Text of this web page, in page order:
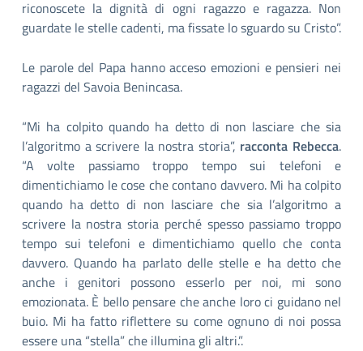
riconoscete la dignità di ogni ragazzo e ragazza. Non
guardate le stelle cadenti, ma fissate lo sguardo su Cristo”.
Le parole del Papa hanno acceso emozioni e pensieri nei
ragazzi del Savoia Benincasa.
“Mi ha colpito quando ha detto di non lasciare che sia
l’algoritmo a scrivere la nostra storia”, racconta Rebecca.
“A volte passiamo troppo tempo sui telefoni e
dimentichiamo le cose che contano davvero. Mi ha colpito
quando ha detto di non lasciare che sia l’algoritmo a
scrivere la nostra storia perché spesso passiamo troppo
tempo sui telefoni e dimentichiamo quello che conta
davvero. Quando ha parlato delle stelle e ha detto che
anche i genitori possono esserlo per noi, mi sono
emozionata. È bello pensare che anche loro ci guidano nel
buio. Mi ha fatto riflettere su come ognuno di noi possa
essere una “stella” che illumina gli altri.”.